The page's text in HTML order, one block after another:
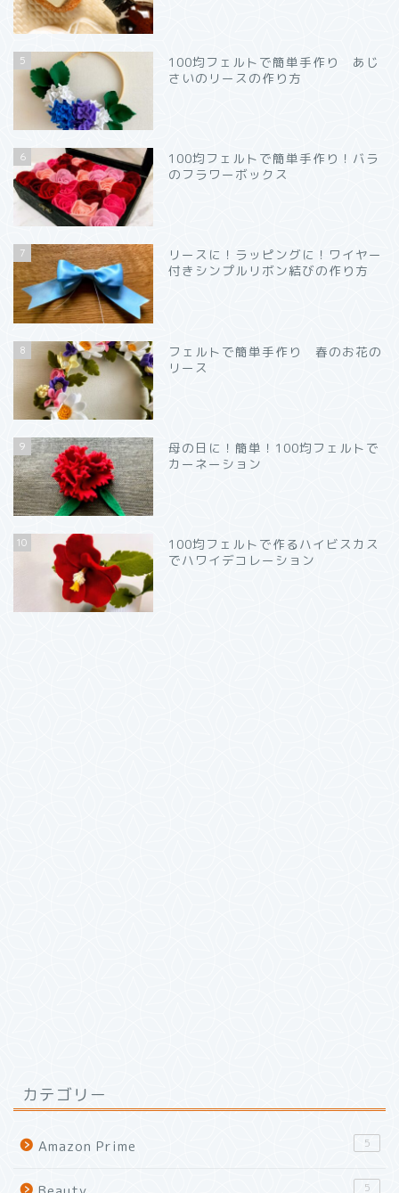
5
100均フェルトで簡単手作り あじ
さいのリースの作り方
6
100均フェルトで簡単手作り！バラ
のフラワーボックス
7
リースに！ラッピングに！ワイヤー
付きシンプルリボン結びの作り方
8
フェルトで簡単手作り 春のお花の
リース
9
母の日に！簡単！100均フェルトで
カーネーション
10
100均フェルトで作るハイビスカス
でハワイデコレーション
カテゴリー
Amazon Prime 5
5